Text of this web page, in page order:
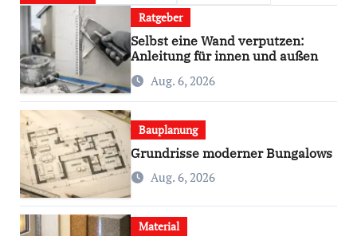
Ratgeber
Selbst eine Wand verputzen:
Anleitung für innen und außen
Aug. 6, 2026
Bauplanung
Grundrisse moderner Bungalows
Aug. 6, 2026
Material